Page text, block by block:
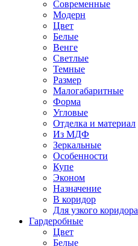
Современные
Модерн
Цвет
Белые
Венге
Светлые
Темные
Размер
Малогабаритные
Форма
Угловые
Отделка и материал
Из МДФ
Зеркальные
Особенности
Купе
Эконом
Назначение
В коридор
Для узкого коридора
Гардеробные
Цвет
Белые